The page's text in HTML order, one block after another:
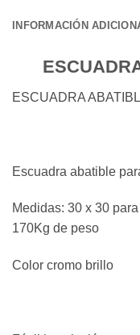
INFORMACIÓN
ESCUADRA
Escuadra abatible
Medidas: 30 x 30
170Kg de peso
Color cromo brillo